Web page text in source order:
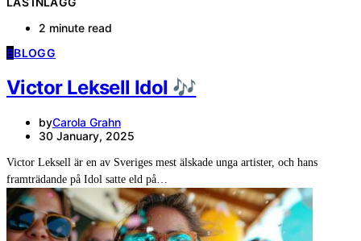
2 minute read
BBLOGG
Victor Leksell Idol 🎶
byCarola Grahn
30 January, 2025
Victor Leksell är en av Sveriges mest älskade unga artister, och hans
framträdande på Idol satte eld på…